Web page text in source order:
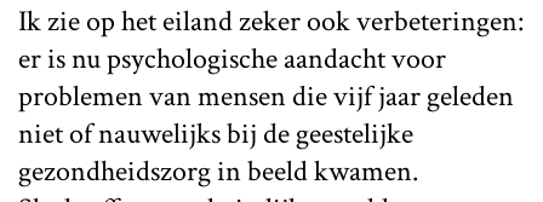
Ik zie op het eiland zeker ook verbeteringen:
er is nu psychologische aandacht voor
problemen van mensen die vijf jaar geleden
niet of nauwelijks bij de geestelijke
gezondheidszorg in beeld kwamen.